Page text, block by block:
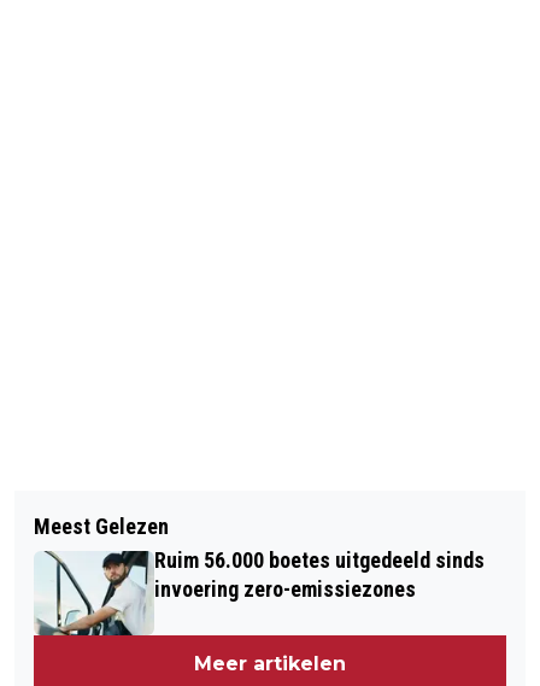
NS: PROBLEEM IN SOFTWARE
LOCOMOTIEVEN OPGELOST
HALF MILJOEN TULPEN FLEUREN
AMSTERDAM OP
Meest Gelezen
Ruim 56.000 boetes uitgedeeld sinds
invoering zero-emissiezones
Meer artikelen